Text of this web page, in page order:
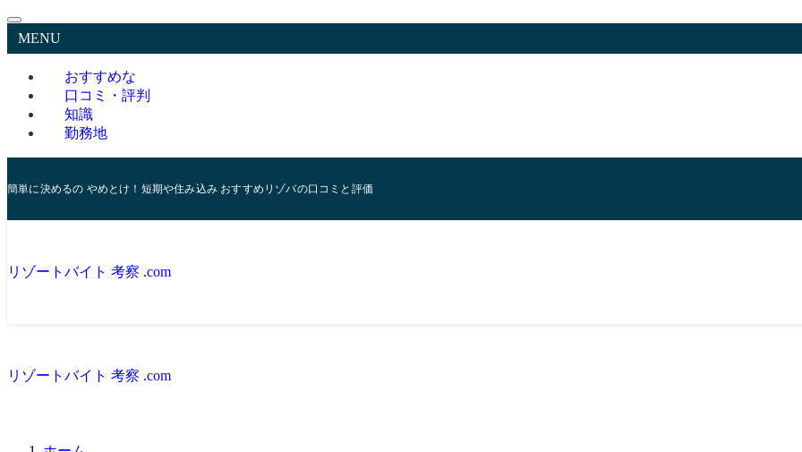
MENU
おすすめな
口コミ・評判
知識
勤務地
簡単に決めるの やめとけ！短期や住み込み おすすめリゾバの口コミと評価
リゾートバイト 考察 .com
リゾートバイト 考察 .com